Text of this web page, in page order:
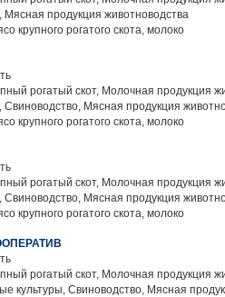
продукция животноводства
крупного рогатого скота, молоко
рогатый скот, Молочная продукция
Мясная продукция
крупного рогатого скота, молоко
рогатый скот, Молочная продукция
Мясная продукция
крупного рогатого скота, молоко
рогатый скот, Молочная продукция
культуры, Свиноводство, Мясная